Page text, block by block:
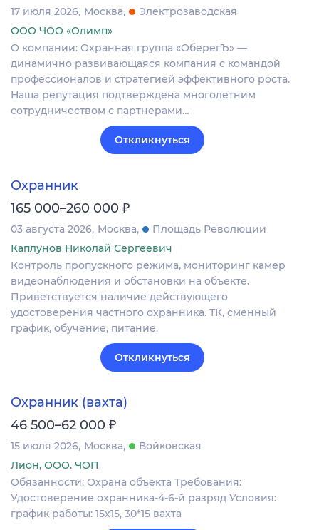
17 июля 2026 Москва
Электрозаводская
ООО ЧОО «Олимп»
О компании: Охранная группа «ОберегЪ» —
динамично развивающаяся компания с командой
профессионалов и стратегией эффективного роста.
Наша репутация подтверждена многолетним
сотрудничеством с партнерами…
Откликнуться
Охранник
165 000–260 000 ₽
03 августа 2026 Москва
Площадь Революции
Каплунов Николай Сергеевич
Контроль пропускного режима, мониторинг камер
видеонаблюдения и обстановки на объекте.
Приветствуется наличие действующего
удостоверения частного охранника. ТК, сменный
график, обучение, питание.
Откликнуться
Охранник (вахта)
46 500–62 000 ₽
15 июля 2026 Москва
Войковская
Лион, ООО. ЧОП
Обязанности: Охрана объекта Требования:
Удостоверение охранника-4-6-й разряд Условия:
график работы: 15х15, 30*15 вахта